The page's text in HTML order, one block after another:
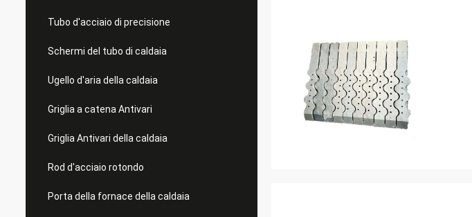
Tubo d'acciaio di precisione
Schermi del tubo di caldaia
Ugello d'aria della caldaia
Griglia a catena Antivari
Griglia Antivari della caldaia
Rod d'acciaio rotondo
Porta della fornace della caldaia